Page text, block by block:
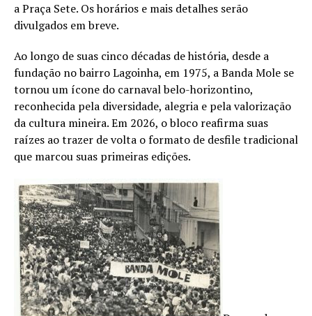
a Praça Sete. Os horários e mais detalhes serão
divulgados em breve.
Ao longo de suas cinco décadas de história, desde a
fundação no bairro Lagoinha, em 1975, a Banda Mole se
tornou um ícone do carnaval belo-horizontino,
reconhecida pela diversidade, alegria e pela valorização
da cultura mineira. Em 2026, o bloco reafirma suas
raízes ao trazer de volta o formato de desfile tradicional
que marcou suas primeiras edições.